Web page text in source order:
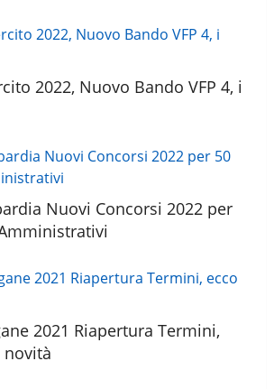
2022, Nuovo Bando VFP 4, i
Nuovi Concorsi 2022 per
2021 Riapertura Termini,